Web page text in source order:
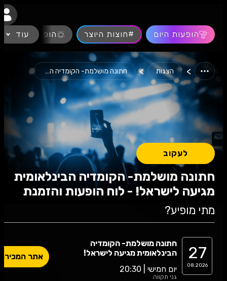
הופעות היום #חוצות היוצר הופעות חיות
עוד
> הצגות > חתונה מושלמת- הקומדיה הבינלאומית...
חתונה מושלמת- הקומדיה הבינלאומית
מגיעה לישראל! - לוח הופעות והזמנת
כרטיסים
לעקוב
מתי מופיע?
27
08.2026
חתונה מושלמת- הקומדיה
הבינלאומית מגיעה לישראל!
יום חמישי | 20:30
גני תקווה
אתר המכירה